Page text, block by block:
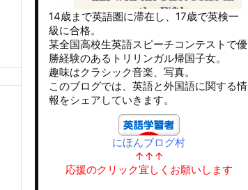
14歳まで英語圏に滞在し、17歳で英検一
級に合格。
某全国高校生英語スピーチコンテストで優
勝経験のあるトリリンガル帰国子女。
趣味はクラシック音楽、写真。
このブログでは、英語と外国語に関する情
報をシェアしていきます。
にほんブログ村
↑↑↑
応援のクリック宜しくお願いします